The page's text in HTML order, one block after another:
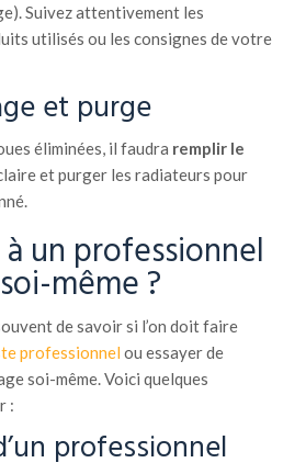
Suivez attentivement les
utilisés ou les consignes de votre
et purge
éliminées, il faudra remplir le
et purger les radiateurs pour
un professionnel
même ?
de savoir si l’on doit faire
professionnel ou essayer de
soi-même. Voici quelques
:
professionnel